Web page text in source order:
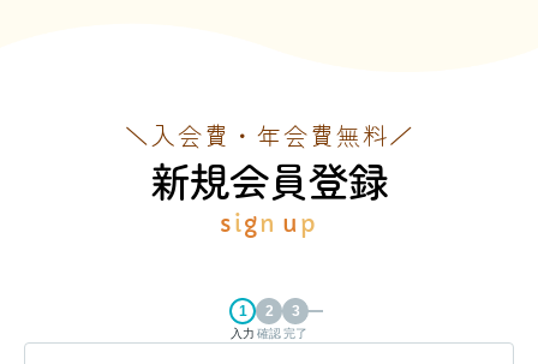
＼入会費・年会費無料／
新規会員登録
sign u p
入力 確認完了